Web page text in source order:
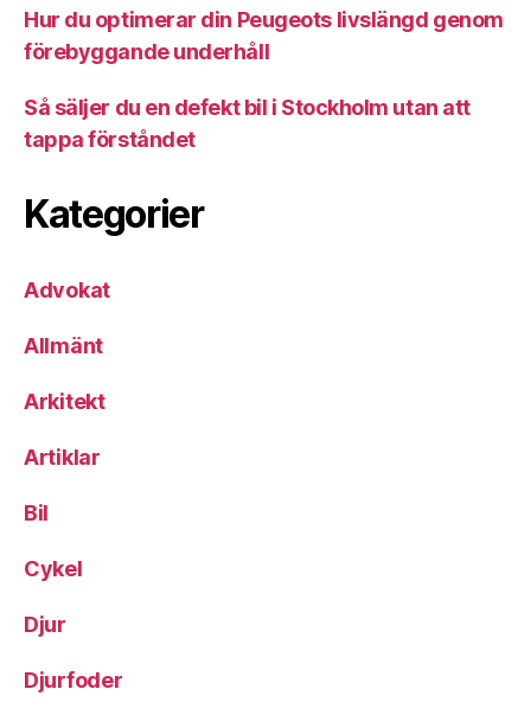
Hur du optimerar din Peugeots livslängd genom
förebyggande underhåll
Så säljer du en defekt bil i Stockholm utan att
tappa förståndet
Kategorier
Advokat
Allmänt
Arkitekt
Artiklar
Bil
Cykel
Djur
Djurfoder